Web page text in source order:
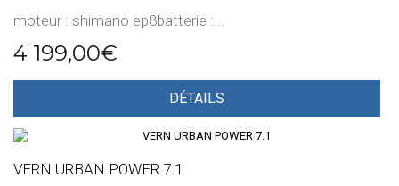
moteur : shimano ep8batterie :...
4 199,00€
DÉTAILS
VERN URBAN POWER 7.1